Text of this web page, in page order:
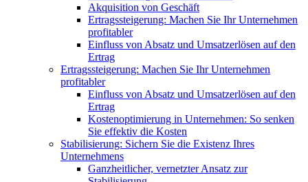
Akquisition von Geschäft
Ertragssteigerung: Machen Sie Ihr Unternehmen
profitabler
Einfluss von Absatz und Umsatzerlösen auf den
Ertrag
Ertragssteigerung: Machen Sie Ihr Unternehmen
profitabler
Einfluss von Absatz und Umsatzerlösen auf den
Ertrag
Kostenoptimierung in Unternehmen: So senken
Sie effektiv die Kosten
Stabilisierung: Sichern Sie die Existenz Ihres
Unternehmens
Ganzheitlicher, vernetzter Ansatz zur